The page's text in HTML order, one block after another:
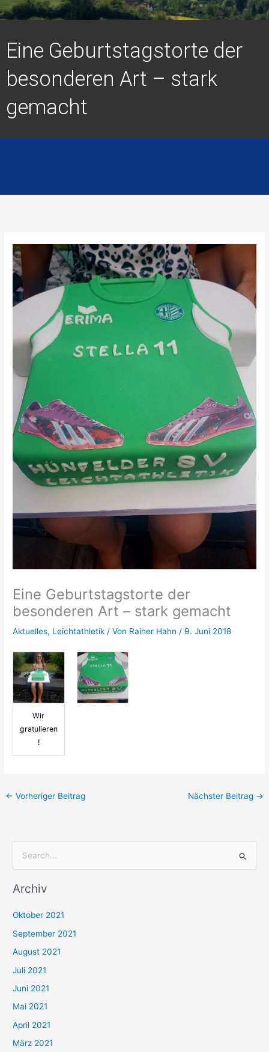
Eine Geburtstagstorte der
besonderen Art – stark
gemacht
Eine Geburtstagstorte der
besonderen Art – stark gemacht
Aktuelles, Leichtathletik / Von Rainer Hahn / 9. Juni 2018
Wir
gratulieren
!
← Vorheriger Beitrag Nächster Beitrag →
c
n
n
a
c
h
:
Archiv
Oktober 2021
September 2021
August 2021
Juli 2021
Juni 2021
Mai 2021
April 2021
März 2021